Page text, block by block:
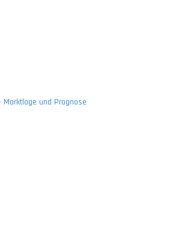
Marktlage und Prognose